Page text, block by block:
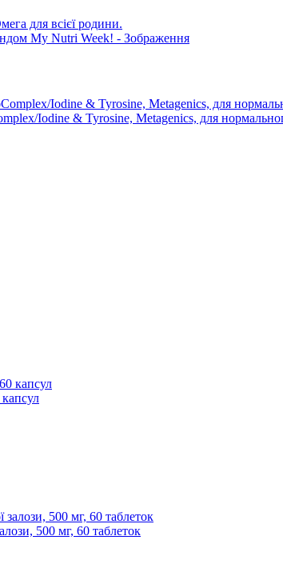
для всієї родини.
Iodine & Tyrosine, Metagenics, для
500 мг, 60 таблеток